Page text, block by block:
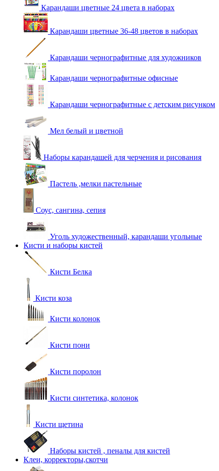
Карандаши цветные 24 цвета в наборах
Карандаши цветные 36-48 цветов в наборах
Карандаши чернографитные для художников
Карандаши чернографитные офисные
Карандаши чернографитные с детским рисунком
Мел белый и цветной
Наборы карандашей для черчения и рисования
Пастель ,мелки пастельные
Соус, сангина, сепия
Уголь художественный, карандаши угольные
Кисти и наборы кистей
Кисти Белка
Кисти коза
Кисти колонок
Кисти пони
Кисти поролон
Кисти синтетика, колонок
Кисти щетина
Наборы кистей , пеналы для кистей
Клеи, корректоры,скотчи